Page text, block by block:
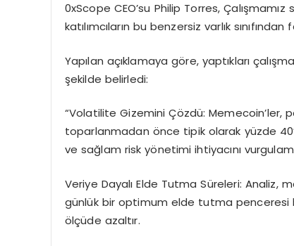
0xScope CEO’su Philip Torres,
katılımcıların bu benzersiz varlık
Yapılan açıklamaya göre, yaptıkları
şekilde belirledi:
“Volatilite Gizemini Çözdü:
toparlanmadan önce tipik olarak yüzde
ve sağlam risk yönetimi ihtiyacını
Veriye Dayalı Elde Tutma Süreleri:
günlük bir optimum elde tutma penceresi
ölçüde azaltır.